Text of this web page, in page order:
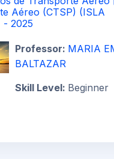
Aéreo (CTSP) (ISLA
- 2025
Professor: MARIA
BALTAZAR
Skill Level: Beginner